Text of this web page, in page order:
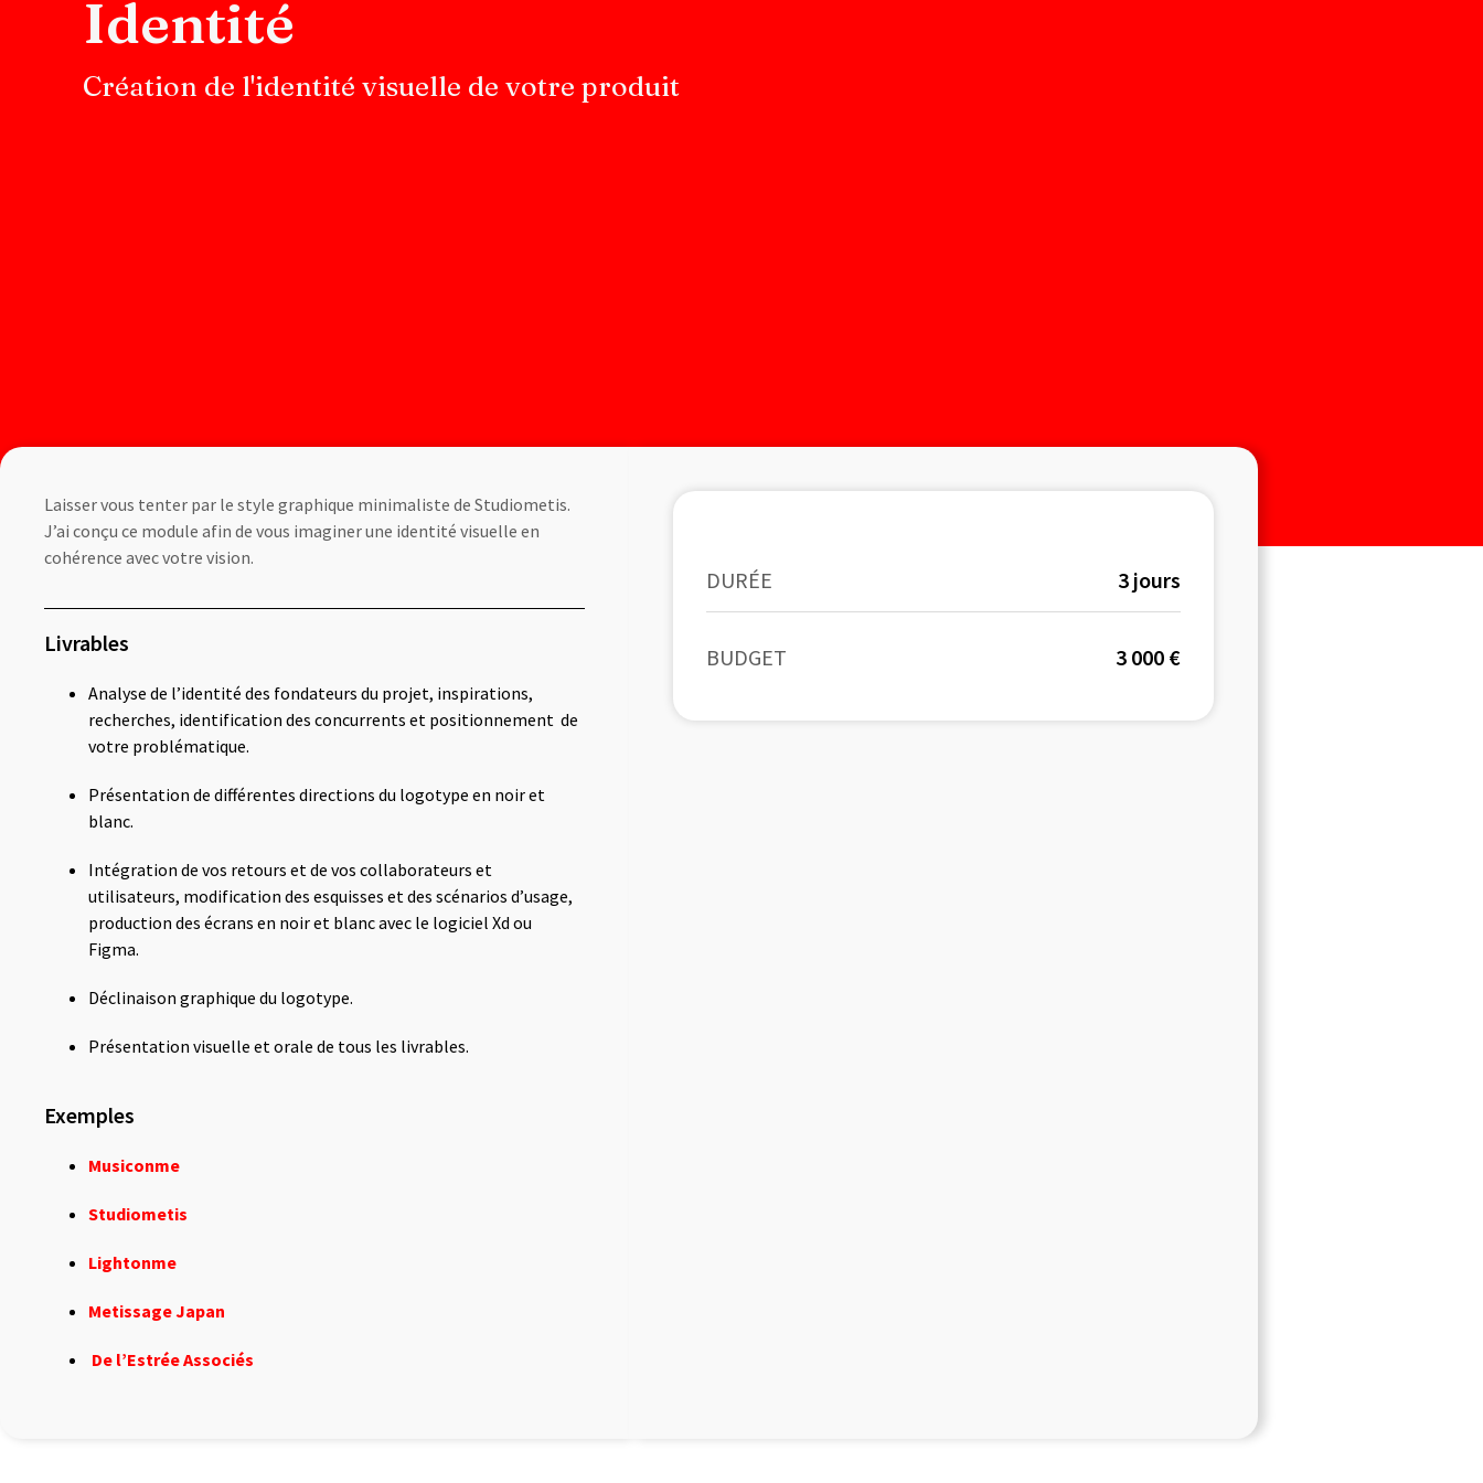
Identité
Création de l'identité visuelle de votre produit
Laisser vous tenter par le style graphique minimaliste de Studiometis.
J’ai conçu ce module afin de vous imaginer une identité visuelle en
cohérence avec votre vision.
Livrables
Analyse de l’identité des fondateurs du projet, inspirations,
recherches, identification des concurrents et positionnement de
votre problématique.
Présentation de différentes directions du logotype en noir et
blanc.
Intégration de vos retours et de vos collaborateurs et
utilisateurs, modification des esquisses et des scénarios d’usage,
production des écrans en noir et blanc avec le logiciel Xd ou
Figma.
Déclinaison graphique du logotype.
Présentation visuelle et orale de tous les livrables.
Exemples
Musiconme
Studiometis
Lightonme
Metissage Japan
De l’Estrée Associés
DURÉE 3 jours
BUDGET 3 000 €